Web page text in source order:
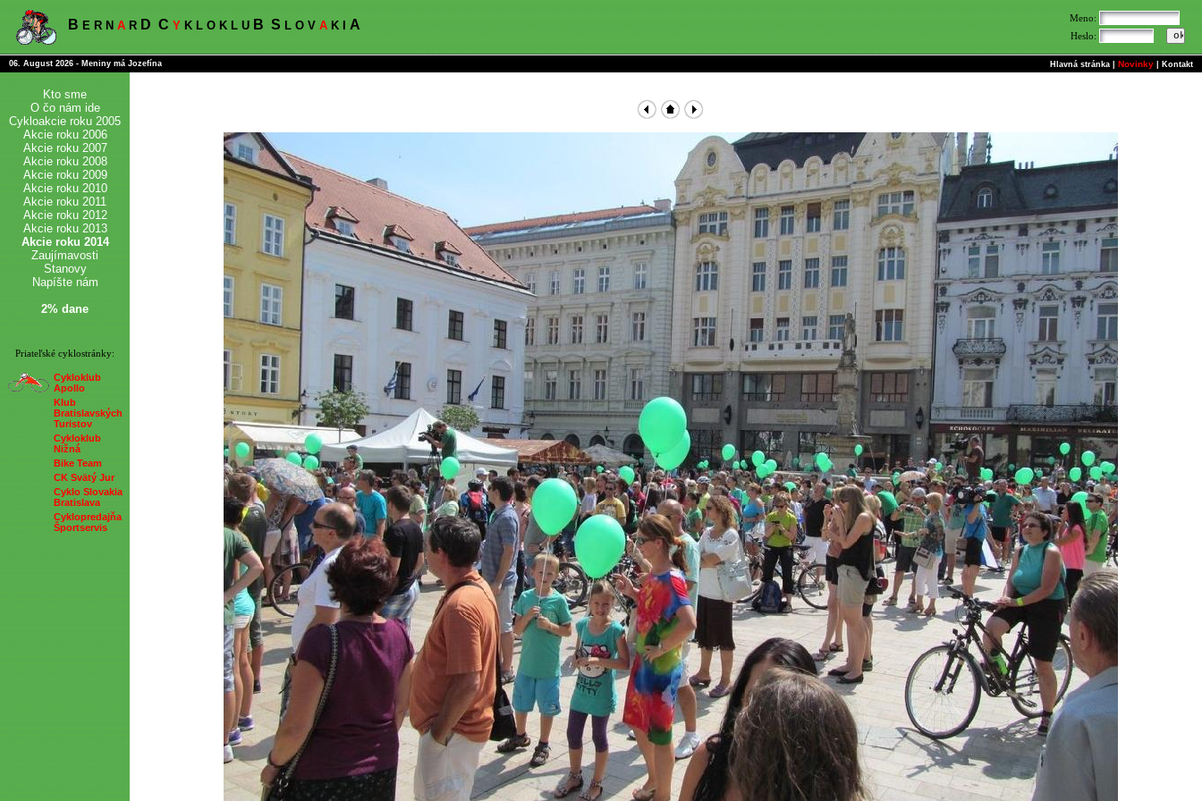
B E R N A R D C Y K L O K L U B S L O V A K I A
Meno:
Heslo:
06. August 2026 - Meniny má Jozefína Hlavná stránka Novinky Kontakt
Kto sme
O čo nám ide
Cykloakcie roku 2005
Akcie roku 2006
Akcie roku 2007
Akcie roku 2008
Akcie roku 2009
Akcie roku 2010
Akcie roku 2011
Akcie roku 2012
Akcie roku 2013
Akcie roku 2014
Zaujímavosti
Stanovy
Napíšte nám
2% dane
Priateľské cyklostránky:
Cykloklub
Apollo
Klub
Bratislavských
Turistov
Cykloklub
Nižná
Bike Team
CK Svätý Jur
Cyklo Slovakia
Bratislava
Cyklopredajňa
Športservis